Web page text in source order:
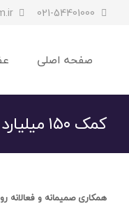
021-54401000
صفحه اصلی
کمک ۱۵۰ میلیارد تومانی بخش خصوصی برای مبارزه با کرونا
همکاری صمیمانه و فعالانه